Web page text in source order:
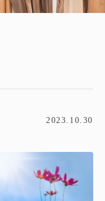
2023.10.30